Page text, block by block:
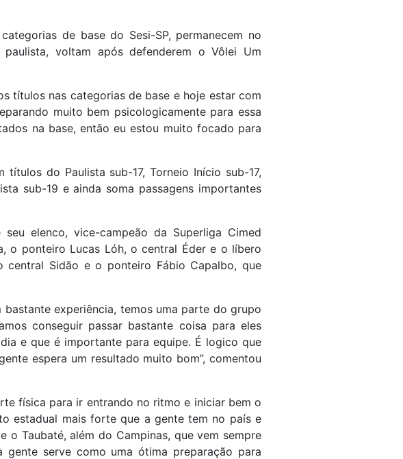
de base do Sesi-SP, permanecem no
voltam após defenderem o Vôlei Um
títulos nas categorias de base e hoje estar com
muito bem psicologicamente para essa
na base, então eu estou muito focado para
do Paulista sub-17, Torneio Início sub-17,
sub-19 e ainda soma passagens importantes
elenco, vice-campeão da Superliga Cimed
o ponteiro Lucas Lóh, o central Éder e o líbero
central Sidão e o ponteiro Fábio Capalbo, que
bastante experiência, temos uma parte do grupo
conseguir passar bastante coisa para eles
e que é importante para equipe. É logico que
espera um resultado muito bom”, comentou
física para ir entrando no ritmo e iniciar bem o
estadual mais forte que a gente tem no país e
Taubaté, além do Campinas, que vem sempre
serve como uma ótima preparação para